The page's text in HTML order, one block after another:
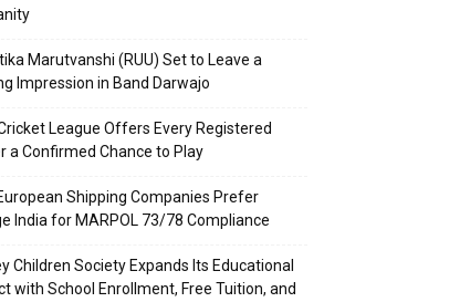
Marutvanshi (RUU) Set to Leave a
Impression in Band Darwajo
League Offers Every Registered
a Confirmed Chance to Play
Shipping Companies Prefer
India for MARPOL 73/78 Compliance
Children Society Expands Its Educational
with School Enrollment, Free Tuition, and